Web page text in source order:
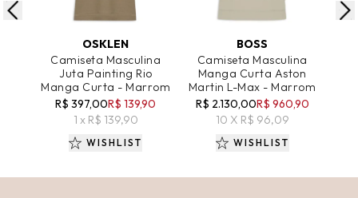
ADICIONAR AO CARRINHO
OSKLEN
Camiseta Masculina
Juta Painting Rio
Manga Curta - Marrom
R$ 397,00R$ 139,90
1 x R$ 139,90
WISHLIST
ADICIONAR AO CARRINHO
BOSS
Camiseta Masculina
Manga Curta Aston
Martin L-Max - Marrom
R$ 2.130,00R$ 960,90
10 X R$ 96,09
WISHLIST